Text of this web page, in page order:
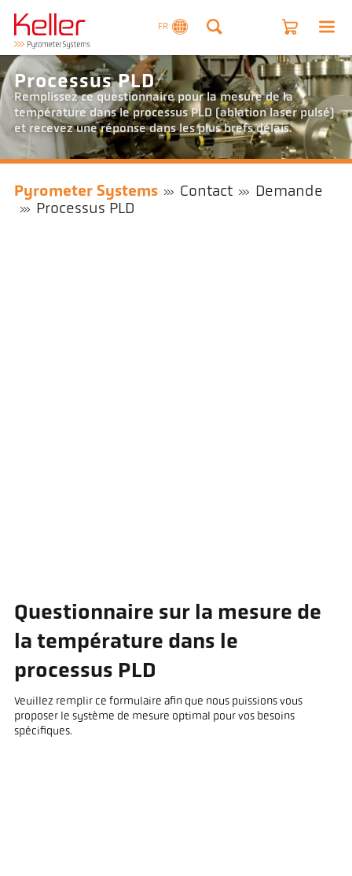
FR
Processus PLD
Remplissez ce questionnaire pour la mesure de la
température dans le processus PLD (ablation laser pulsé)
et recevez une réponse dans les plus brefs délais.
Pyrometer Systems Contact
Demande
Processus PLD
Questionnaire sur la mesure de
la température dans le
processus PLD
Veuillez remplir ce formulaire afin que nous puissions vous
proposer le système de mesure optimal pour vos besoins
spécifiques.